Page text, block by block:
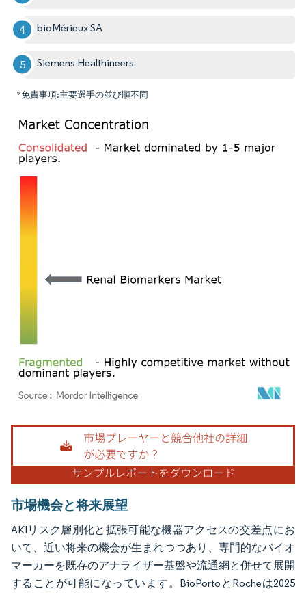
bioMérieux SA
Siemens Healthineers
*免責事項:主要選手の並び順不同
画像 © Mordor Intelligence。再利用にはCC BY 4.0の表示が必要です。
市場機会と将来展望
AKIリスク層別化と拡張可能な機器アクセスの交差点にお
いて、近い将来の機会が生まれつつあり、専門的なバイオ
マーカーを既存のアナライザー基盤や流通網と併せて展開
することが可能になっています。BioPortoとRocheは2025